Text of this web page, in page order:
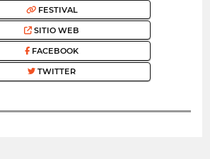
FESTIVAL
SITIO WEB
FACEBOOK
TWITTER